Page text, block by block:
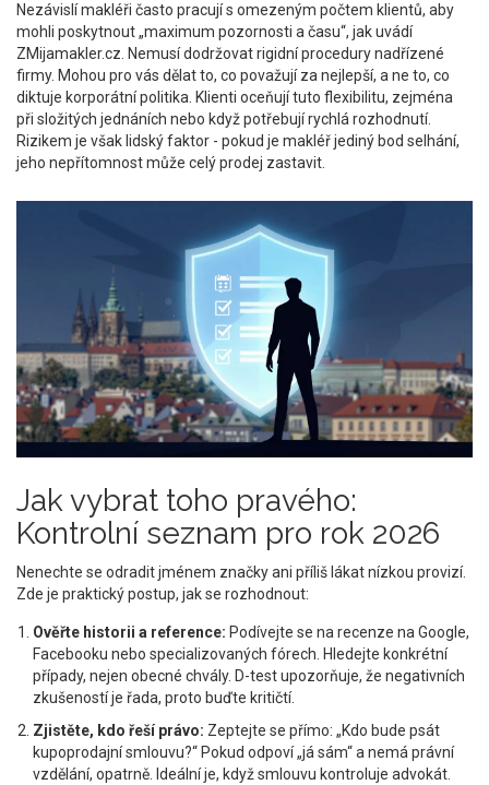
Nezávislí makléři často pracují s omezeným počtem klientů, aby
mohli poskytnout „maximum pozornosti a času“, jak uvádí
ZMijamakler.cz. Nemusí dodržovat rigidní procedury nadřízené
firmy. Mohou pro vás dělat to, co považují za nejlepší, a ne to, co
diktuje korporátní politika. Klienti oceňují tuto flexibilitu, zejména
při složitých jednáních nebo když potřebují rychlá rozhodnutí.
Rizikem je však lidský faktor - pokud je makléř jediný bod selhání,
jeho nepřítomnost může celý prodej zastavit.
Jak vybrat toho pravého:
Kontrolní seznam pro rok 2026
Nenechte se odradit jménem značky ani příliš lákat nízkou provizí.
Zde je praktický postup, jak se rozhodnout:
Ověřte historii a reference: Podívejte se na recenze na Google,
Facebooku nebo specializovaných fórech. Hledejte konkrétní
případy, nejen obecné chvály. D-test upozorňuje, že negativních
zkušeností je řada, proto buďte kritičtí.
Zjistěte, kdo řeší právo: Zeptejte se přímo: „Kdo bude psát
kupoprodajní smlouvu?“ Pokud odpoví „já sám“ a nemá právní
vzdělání, opatrně. Ideální je, když smlouvu kontroluje advokát.